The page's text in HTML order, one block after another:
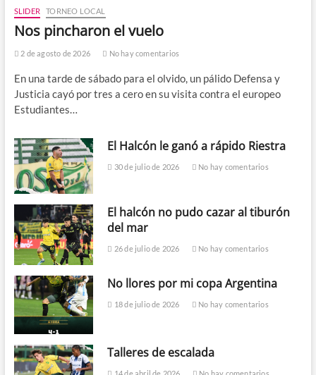
SLIDER TORNEO LOCAL
Nos pincharon el vuelo
2 de agosto de 2026 No hay comentarios
En una tarde de sábado para el olvido, un pálido Defensa y
Justicia cayó por tres a cero en su visita contra el europeo
Estudiantes…
El Halcón le ganó a rápido Riestra
30 de julio de 2026 No hay comentarios
El halcón no pudo cazar al tiburón
del mar
26 de julio de 2026 No hay comentarios
No llores por mi copa Argentina
18 de julio de 2026 No hay comentarios
Talleres de escalada